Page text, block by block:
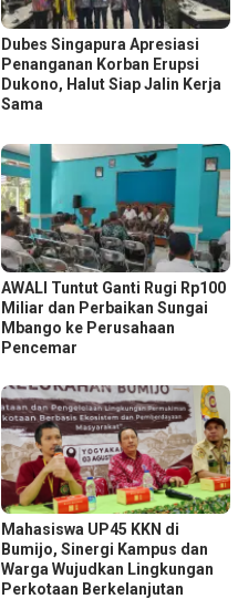
Dubes Singapura Apresiasi
Penanganan Korban Erupsi
Dukono, Halut Siap Jalin Kerja
Sama
AWALI Tuntut Ganti Rugi Rp100
Miliar dan Perbaikan Sungai
Mbango ke Perusahaan
Pencemar
Mahasiswa UP45 KKN di
Bumijo, Sinergi Kampus dan
Warga Wujudkan Lingkungan
Perkotaan Berkelanjutan